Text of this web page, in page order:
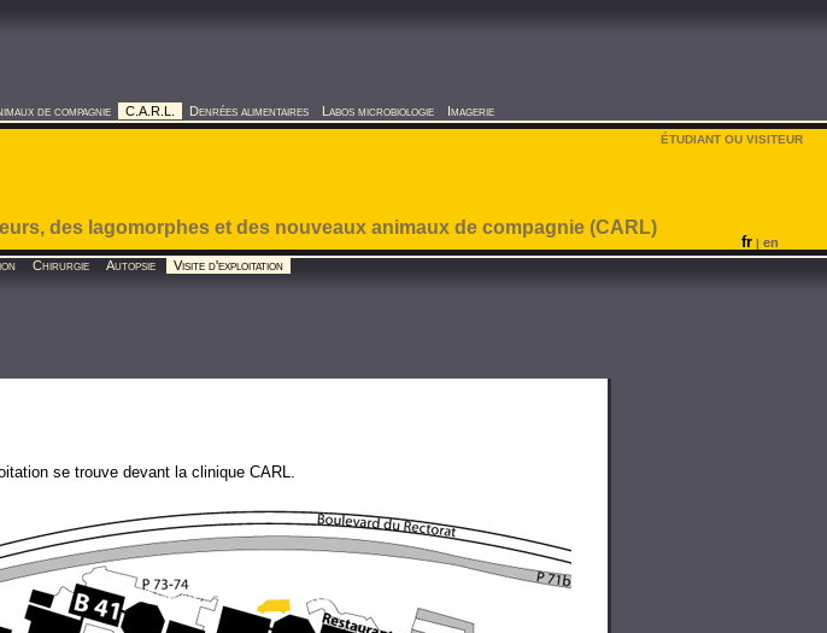
de compagnie C.A.R.L. Denrées alimentaires Labos microbiologie Imagerie
ÉTUDIANT OU VISITEUR
fr | en
des lagomorphes et des nouveaux animaux de compagnie (CARL)
Chirurgie Autopsie Visite d'exploitation
se trouve devant la clinique CARL.